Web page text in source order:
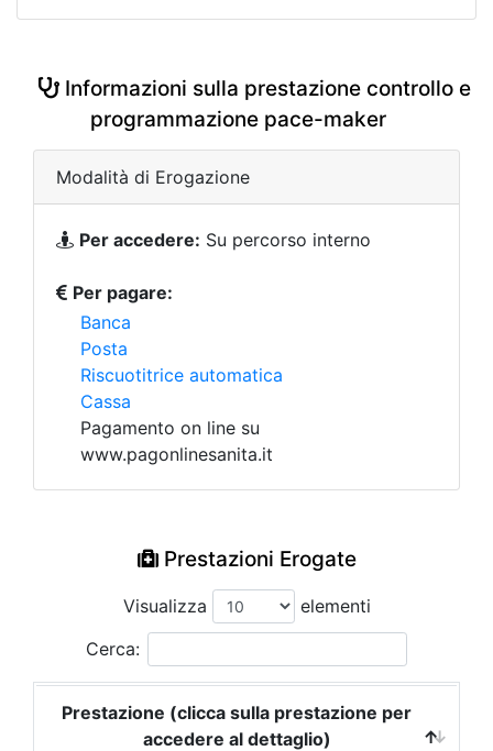
Informazioni sulla prestazione controllo e
programmazione pace-maker
Modalità di Erogazione
Per accedere: Su percorso interno
Per pagare:
Banca
Posta
Riscuotitrice automatica
Cassa
Pagamento on line su
www.pagonlinesanita.it
Prestazioni Erogate
Visualizza
elementi
Cerca:
Prestazione (clicca sulla prestazione per
accedere al dettaglio)